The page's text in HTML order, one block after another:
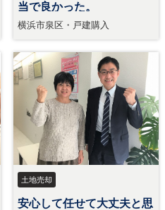
当で良かった。
横浜市泉区・戸建購入
土地売却
安心して任せて大丈夫と思